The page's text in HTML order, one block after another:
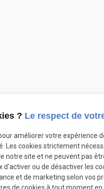
? Le respect de
améliorer votre expérience
Les cookies strictement
notre site et ne peuvent pas
d'activer ou de désactiver les
et de marketing selon vos
de cookies à tout moment en